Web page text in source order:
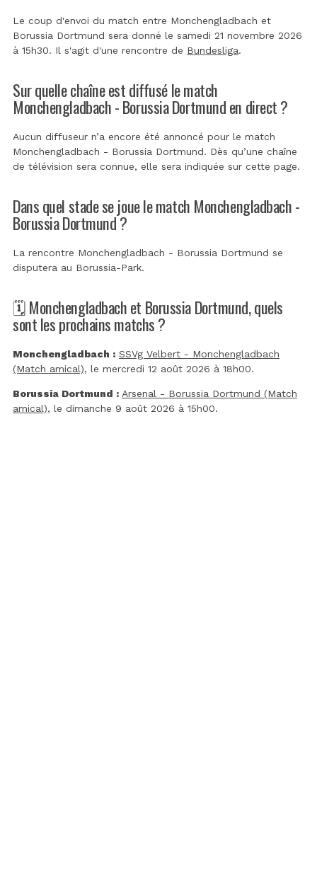
Le coup d'envoi du match entre Monchengladbach et
Borussia Dortmund sera donné le samedi 21 novembre 2026
à 15h30. Il s'agit d'une rencontre de Bundesliga.
Sur quelle chaîne est diffusé le match
Monchengladbach - Borussia Dortmund en direct ?
Aucun diffuseur n’a encore été annoncé pour le match
Monchengladbach - Borussia Dortmund. Dès qu’une chaîne
de télévision sera connue, elle sera indiquée sur cette page.
Dans quel stade se joue le match Monchengladbach -
Borussia Dortmund ?
La rencontre Monchengladbach - Borussia Dortmund se
disputera au Borussia-Park.
🗓️ Monchengladbach et Borussia Dortmund, quels
sont les prochains matchs ?
Monchengladbach : SSVg Velbert - Monchengladbach
(Match amical), le mercredi 12 août 2026 à 18h00.
Borussia Dortmund : Arsenal - Borussia Dortmund (Match
amical), le dimanche 9 août 2026 à 15h00.